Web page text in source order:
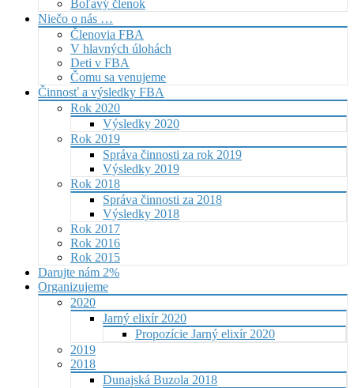
Boľavý členok
Niečo o nás …
Členovia FBA
V hlavných úlohách
Deti v FBA
Čomu sa venujeme
Činnosť a výsledky FBA
Rok 2020
Výsledky 2020
Rok 2019
Správa činnosti za rok 2019
Výsledky 2019
Rok 2018
Správa činnosti za 2018
Výsledky 2018
Rok 2017
Rok 2016
Rok 2015
Darujte nám 2%
Organizujeme
2020
Jarný elixír 2020
Propozície Jarný elixír 2020
2019
2018
Dunajská Buzola 2018